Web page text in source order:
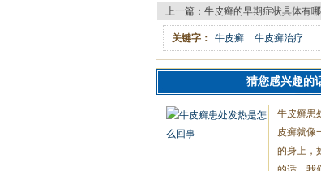
上一篇： 牛皮癣的早期症状具体有
关键字： 牛皮癣 牛皮癣治疗
猜您感兴趣的
牛皮癣患
皮癣就像
的身上，